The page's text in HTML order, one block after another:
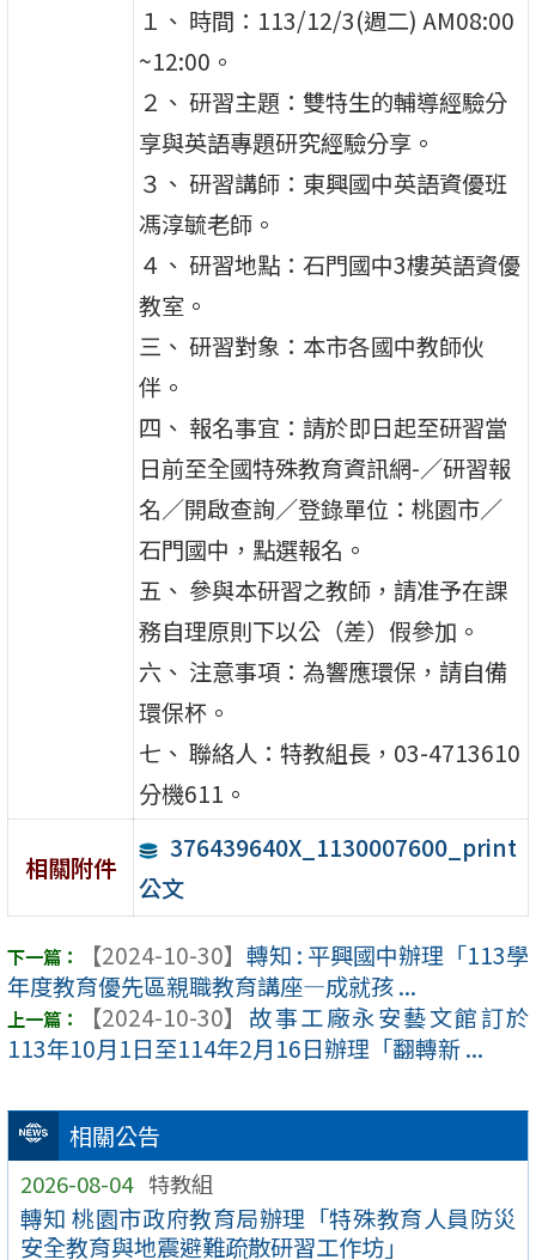
相關公告
2026-08-04 特教組
轉知 桃園市政府教育局辦理「特殊教育人員防災
安全教育與地震避難疏散研習工作坊」
１、 時間：113/12/3(週二) AM08:00
~12:00。
２、 研習主題：雙特生的輔導經驗分
享與英語專題研究經驗分享。
３、 研習講師：東興國中英語資優班
馮淳毓老師。
４、 研習地點：石門國中3樓英語資優
教室。
三、 研習對象：本市各國中教師伙
伴。
四、 報名事宜：請於即日起至研習當
日前至全國特殊教育資訊網-／研習報
名／開啟查詢／登錄單位：桃園市／
石門國中，點選報名。
五、 參與本研習之教師，請准予在課
務自理原則下以公（差）假參加。
六、 注意事項：為響應環保，請自備
環保杯。
七、 聯絡人：特教組長，03-4713610
分機611。
相關附件
376439640X_1130007600_print
公文
【2024-10-30】 轉知 : 平興國中辦理「113學
年度教育優先區親職教育講座—成就孩 ...
【2024-10-30】 故事工廠永安藝文館訂於
113年10月1日至114年2月16日辦理「翻轉新 ...